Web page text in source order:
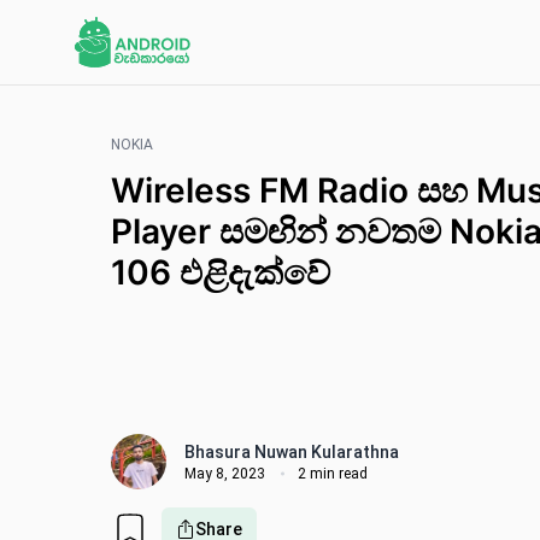
NOKIA
Wireless FM Radio සහ
Player සමඟින් නවතම
106 එළිදැක්වේ
Bhasura Nuwan Kularathna
May 8, 2023 2 min read
Share